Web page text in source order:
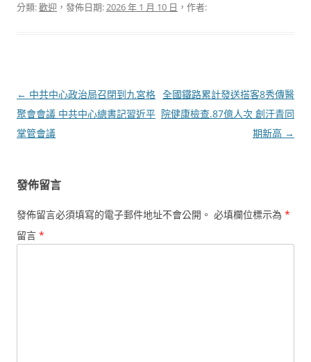
分類:歡迎 ，發佈日期:2026 年 1 月 10 日 ，作者:
文
章
導
← 中共中心政治局召閉到九宮格
聚會會議 中共中心總書記習近平
掌管會議
全國鐵路累計發送搭客8秀傳醫
院健康檢查.87億人次 創汗青同
期新高 →
發佈留言
發佈留言必須填寫的電子郵件地址不會公開。 必填欄位標示為 *
留言 *